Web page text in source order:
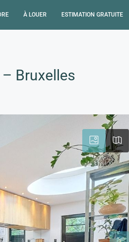
À LOUER ESTIMATION GRATUITE
Bruxelles